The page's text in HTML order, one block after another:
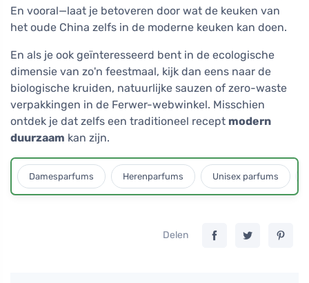
En vooral—laat je betoveren door wat de keuken van
het oude China zelfs in de moderne keuken kan doen.
En als je ook geïnteresseerd bent in de ecologische
dimensie van zo'n feestmaal, kijk dan eens naar de
biologische kruiden, natuurlijke sauzen of zero-waste
verpakkingen in de Ferwer-webwinkel. Misschien
ontdek je dat zelfs een traditioneel recept modern
duurzaam kan zijn.
Damesparfums Herenparfums Unisex parfums
Delen